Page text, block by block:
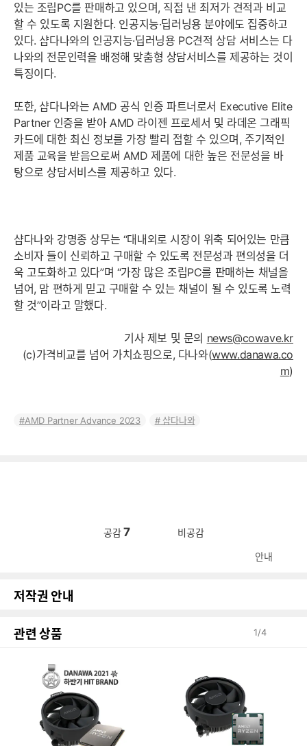
있는 조립PC를 판매하고 있으며, 직접 낸 최저가 견적과 비교
할 수 있도록 지원한다. 인공지능·딥러닝용 분야에도 집중하고
있다. 샵다나와의 인공지능·딥러닝용 PC견적 상담 서비스는 다
나와의 전문인력을 배정해 맞춤형 상담서비스를 제공하는 것이
특징이다.
또한, 샵다나와는 AMD 공식 인증 파트너로서 Executive Elite
Partner 인증을 받아 AMD 라이젠 프로세서 및 라데온 그래픽
카드에 대한 최신 정보를 가장 빨리 접할 수 있으며, 주기적인
제품 교육을 받음으로써 AMD 제품에 대한 높은 전문성을 바
탕으로 상담서비스를 제공하고 있다.
샵다나와 강명종 상무는 “대내외로 시장이 위축 되어있는 만큼
소비자 들이 신뢰하고 구매할 수 있도록 전문성과 편의성을 더
욱 고도화하고 있다”며 “가장 많은 조립PC를 판매하는 채널을
넘어, 맘 편하게 믿고 구매할 수 있는 채널이 될 수 있도록 노력
할 것”이라고 말했다.
기사 제보 및 문의 news@cowave.kr
(c)가격비교를 넘어 가치쇼핑으로, 다나와(www.danawa.co
m)
AMD Partner Advance 2023 샵다나와
공감 7 비공감
안내
저작권 안내
관련 상품 1/4